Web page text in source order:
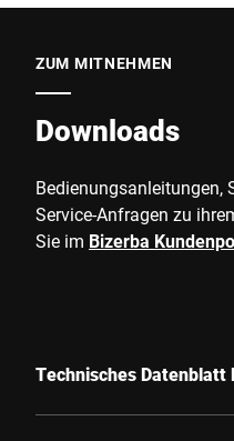
ZUM MITNEHMEN
Downloads
Bedienungsanleitungen,
Service-Anfragen zu
Sie im Bizerba
Technisches Datenblatt